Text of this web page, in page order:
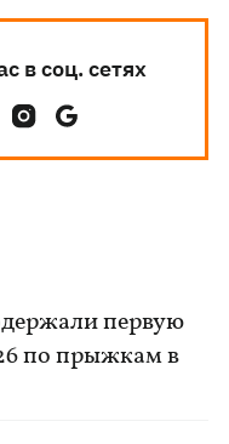
в соц. сетях
первую
по прыжкам в